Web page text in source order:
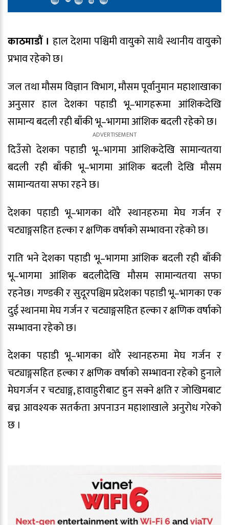
काठमाडौं । हाल देशमा पश्चिमी वायुको साथै स्थानीय वायुको
प्रभाव रहेको छ।
जल तथा मौसम विज्ञान विभाग, मौसम पूर्वानुमान महाशाखाका
अनुसार हाल देशका पहाडी भू–भागहरूमा आंशिकदेखि
सामान्य बदली रही बाँकी भू–भागमा आंशिक बदली रहेको छ।
दिउँसो देशका पहाडी भू–भागमा आंशिकदेखि सामान्यतया
बदली रही बाँकी भू–भागमा आंशिक बदली देखि मौसम
सामान्यतया सफा रहने छ।
देशका पहाडी भू–भागका थोरै स्थानहरुमा मेघ गर्जन र
चट्याङ्गसहित हल्का र क्षणिक वर्षाको सम्भावना रहेको छ।
राति भने देशका पहाडी भू–भागमा आंशिक बदली रही बाँकी
भू–भागमा आंशिक बदलीदेखि मौसम सामान्यतया सफा
रहनेछ। गण्डकी र सुदूरपश्चिम प्रदेशका पहाडी भू–भागका एक
दुई स्थानमा मेघ गर्जन र चट्याङ्गसहित हल्का र क्षणिक वर्षाको
सम्भावना रहेको छ।
देशका पहाडी भू–भागका थोरै स्थानहरुमा मेघ गर्जन र
चट्याङ्गसहित हल्का र क्षणिक वर्षाको सम्भावना रहेको हुनाले
मेघगर्जन र चट्याङ्ग, हावाहुरीबाट हुन सक्ने क्षति र जोखिमबाट
बच्न आवश्यक सतर्कता अपनाउन महाशाखाले अनुरोध गरेको
छ ।